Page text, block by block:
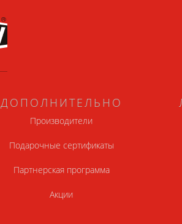
ДОПОЛНИТЕЛЬНО
Производители
Подарочные сертификаты
Партнерская программа
Акции